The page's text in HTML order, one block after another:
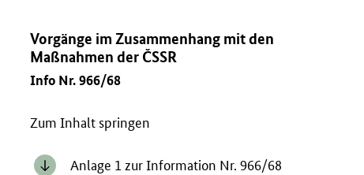
Vorgänge im Zusammenhang mit den
Maßnahmen der ČSSR
Info Nr. 966/68
Zum Inhalt springen
Anlage 1 zur Information Nr. 966/68